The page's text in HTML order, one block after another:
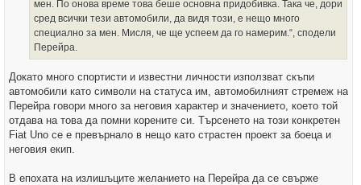
мен. По онова време това беше основна придобивка. Така че, дори
сред всички тези автомобили, да видя този, е нещо много
специално за мен. Мисля, че ще успеем да го намерим.“, сподели
Перейра.
Докато много спортисти и известни личности използват скъпи
автомобили като символи на статуса им, автомобилният стремеж на
Перейра говори много за неговия характер и значението, което той
отдава на това да помни корените си. Търсенето на този конкретен
Fiat Uno се е превърнало в нещо като страстен проект за боеца и
неговия екип.
В епохата на излишъците желанието на Перейра да се свърже